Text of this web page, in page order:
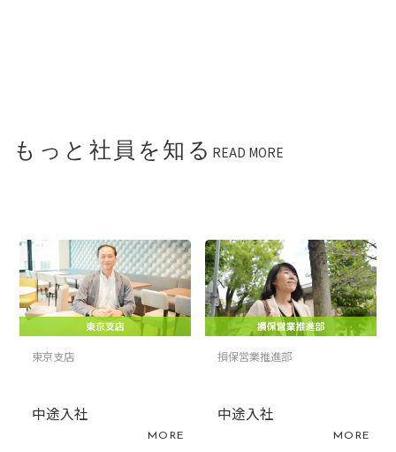
もっと社員を知る READ MORE
東京支店
中途入社
MORE
損保営業推進部
中途入社
MORE